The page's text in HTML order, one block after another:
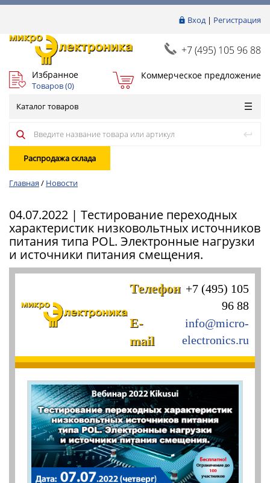
Вход| Регистрация
+7 (495) 105 96 88
Избранное
Товаров (0)
Коммерческое предложение
Каталог товаров
Распродажа склада
Главная / Новости
04.07.2022 | Тестирование переходных
характеристик низковольтных источников
питания типа POL. Электронные нагрузки
и источники питания смещения.
Телефон +7 (495) 105
96 88
E-
mail
info@micro-
electronics.ru